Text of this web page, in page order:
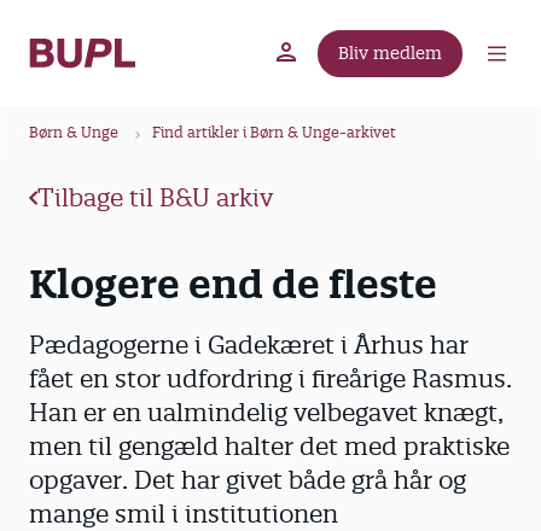
Bliv medlem
Børn & Unge Find artikler i Børn & Unge-arkivet
Tilbage til B&U arkiv
Klogere end de fleste
Pædagogerne i Gadekæret i Århus har
fået en stor udfordring i fireårige Rasmus.
Han er en ualmindelig velbegavet knægt,
men til gengæld halter det med praktiske
opgaver. Det har givet både grå hår og
mange smil i institutionen